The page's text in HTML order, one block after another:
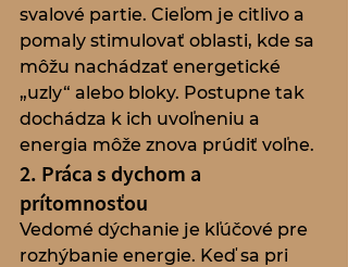
svalové partie. Cieľom je citlivo a
pomaly stimulovať oblasti, kde sa
môžu nachádzať energetické
„uzly“ alebo bloky. Postupne tak
dochádza k ich uvoľneniu a
energia môže znova prúdiť voľne.
2. Práca s dychom a
prítomnosťou
Vedomé dýchanie je kľúčové pre
rozhýbanie energie. Keď sa pri